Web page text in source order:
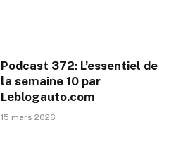
Podcast 372: L’essentiel de
la semaine 10 par
Leblogauto.com
15 mars 2026